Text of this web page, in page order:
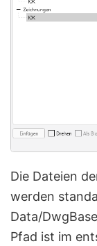
Die Dateien
werden
Data/
Pfad ist im